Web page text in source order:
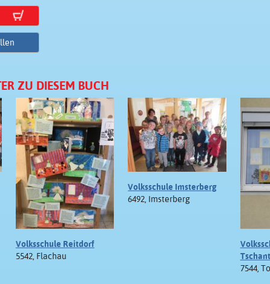
ZU DIESEM BUCH
Volksschule Reitdorf
5542, Flachau
Volksschule Imsterberg
6492, Imsterberg
7544,